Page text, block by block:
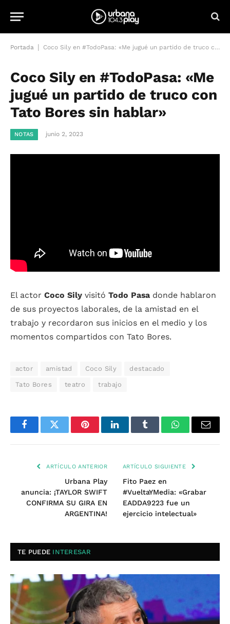
Portada Coco Sily en #TodoPasa: «Me jugué un partido de truco con Tato Bores sin hablar»
Coco Sily en #TodoPasa: «Me
jugué un partido de truco con
Tato Bores sin hablar»
NOTAS junio 2, 2023
El actor Coco Sily visitó Todo Pasa donde hablaron
de sus proyectos laborales, de la amistad en el
trabajo y recordaron sus inicios en el medio y los
momentos compartidos con Tato Bores.
actor amistad Coco Sily destacado
Tato Bores teatro trabajo
FacebookTwitter PinterestLinkedInTumblr WhatsAppEmail
ARTÍCULO ANTERIOR
Urbana Play
anuncia: ¡TAYLOR SWIFT
CONFIRMA SU GIRA EN
ARGENTINA!
ARTÍCULO SIGUIENTE
Fito Paez en
#VueltaYMedia: «Grabar
EADDA9223 fue un
ejercicio intelectual»
TE PUEDE INTERESAR